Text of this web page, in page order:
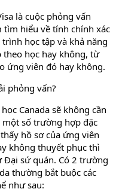
là cuộc phỏng vấn
hiểu về tính chính xác
học tập và khả năng
học hay không, từ
ứng viên đó hay không.
phỏng vấn?
Canada sẽ không cần
số trường hợp đặc
hồ sơ của ứng viên
không thuyết phục thì
Đại sứ quán. Có 2 trường
thường bắt buộc các
như sau: